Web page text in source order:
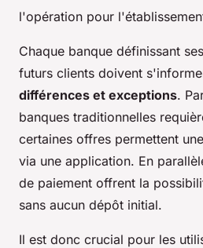
l'opération pour
Chaque banque définissant
futurs clients doivent
différences et exceptions.
banques traditionnelles
certaines offres permettent
via une application. En
de paiement offrent la
sans aucun dépôt initial.
Il est donc crucial pour les